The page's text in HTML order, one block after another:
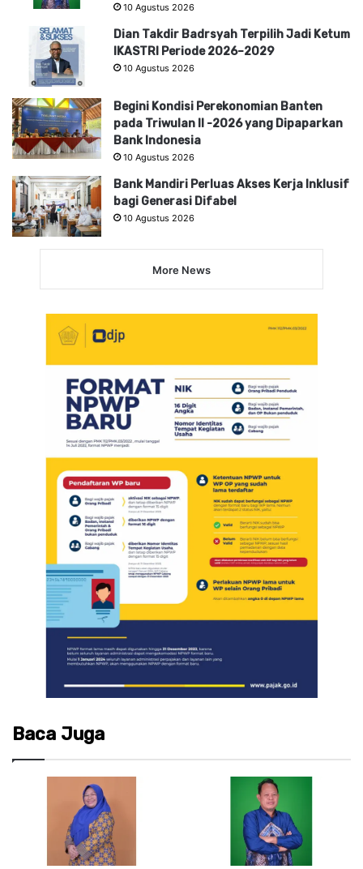
10 Agustus 2026
Dian Takdir Badrsyah Terpilih Jadi Ketum
IKASTRI Periode 2026–2029
10 Agustus 2026
Begini Kondisi Perekonomian Banten
pada Triwulan II -2026 yang Dipaparkan
Bank Indonesia
10 Agustus 2026
Bank Mandiri Perluas Akses Kerja Inklusif
bagi Generasi Difabel
10 Agustus 2026
More News
Baca Juga